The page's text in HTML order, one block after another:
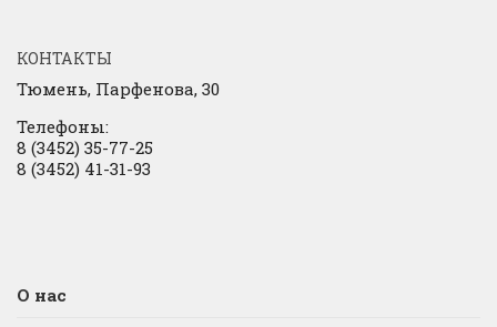
КОНТАКТЫ
Тюмень, Парфенова, 30
Телефоны:
8 (3452) 35-77-25
8 (3452) 41-31-93
О нас